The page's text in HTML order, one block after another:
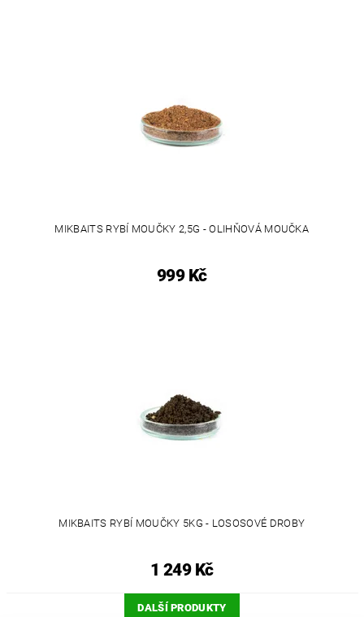
MIKBAITS RYBÍ MOUČKY 2,5G - OLIHŇOVÁ MOUČKA
999 Kč
MIKBAITS RYBÍ MOUČKY 5KG - LOSOSOVÉ DROBY
1 249 Kč
DALŠÍ PRODUKTY